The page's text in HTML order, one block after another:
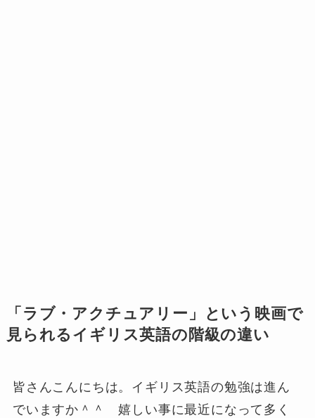
「ラブ・アクチュアリー」という映画で
見られるイギリス英語の階級の違い
皆さんこんにちは。イギリス英語の勉強は進ん
でいますか＾＾ 嬉しい事に最近になって多く